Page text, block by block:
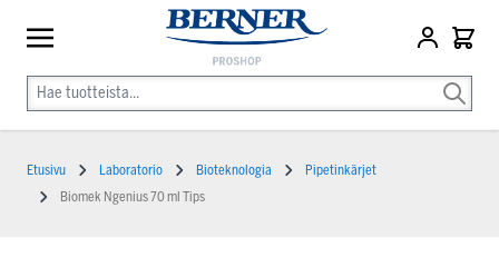
Etusivu Laboratorio Bioteknologia
Pipetinkärjet
Biomek Ngenius 70 ml Tips